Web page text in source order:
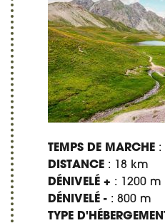
TEMPS DE MARCHE :
DISTANCE : 18 km
DÉNIVELÉ + : 1200 m
DÉNIVELÉ - : 800 m
TYPE